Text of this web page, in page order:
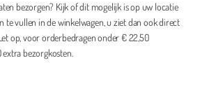
bezorgen? Kijk of dit mogelijk is op uw locatie
te vullen in de winkelwagen, u ziet dan ook direct
op, voor orderbedragen onder € 22,50
bezorgkosten.